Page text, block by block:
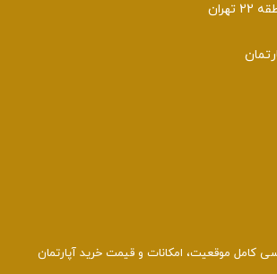
کامل موقعیت، امکانات و قیمت خرید آپارتمان